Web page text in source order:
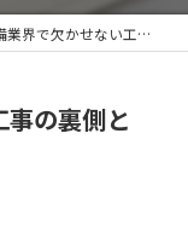
で欠かせない工事の裏側とは？
の裏側と